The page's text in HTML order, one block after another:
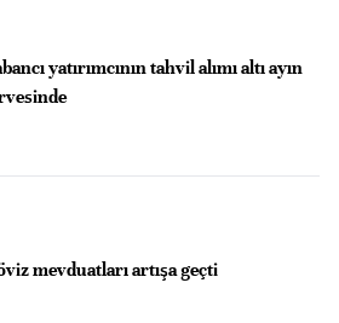
yatırımcının tahvil alımı altı ayın
mevduatları artışa geçti